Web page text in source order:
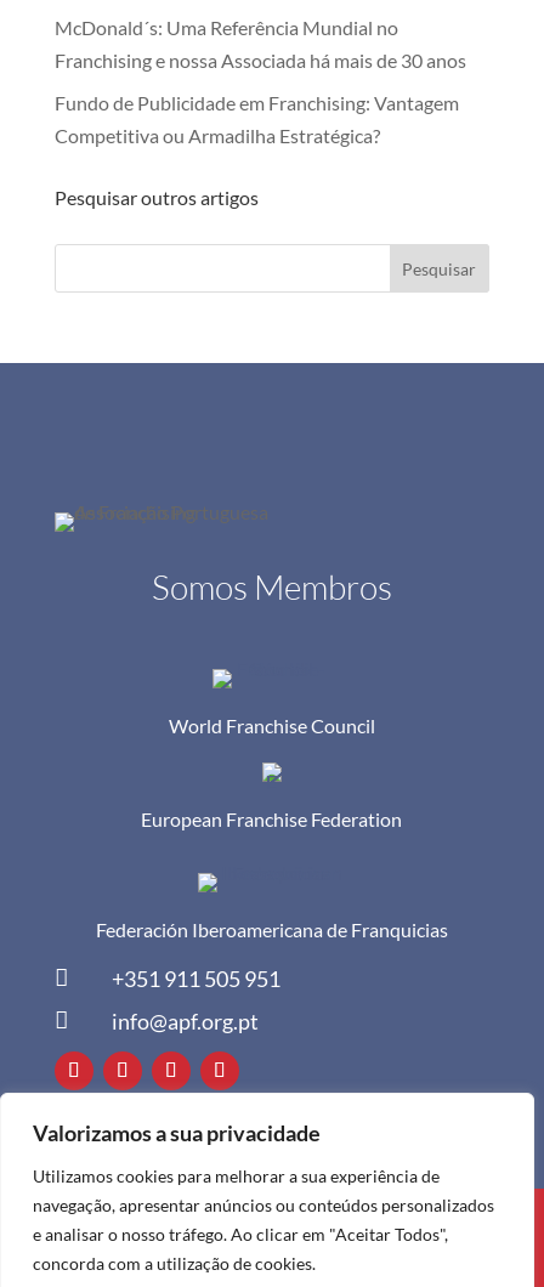
Valorizamos a sua privacidade
Utilizamos cookies para melhorar a sua experiência de
navegação, apresentar anúncios ou conteúdos personalizados
e analisar o nosso tráfego. Ao clicar em "Aceitar Todos",
concorda com a utilização de cookies.
McDonald´s: Uma Referência Mundial no
Franchising e nossa Associada há mais de 30 anos
Fundo de Publicidade em Franchising: Vantagem
Competitiva ou Armadilha Estratégica?
Pesquisar outros artigos
Pesquisar
Somos Membros
World Franchise Council
European Franchise Federation
Federación Iberoamericana de Franquicias
 +351 911 505 951
 info@apf.org.pt
Todos os direitos reservados à APF ©
2024